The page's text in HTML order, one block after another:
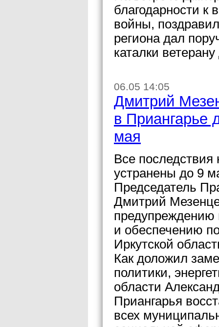
благодарности к
войны,
региона дал
каталки
06.05 14:05
Дмитрий
в Приангарье
мая
Все
устранены до 9
Председатель
Дмитрий
предупреждению
и обеспечению
Иркутской
Как доложил
политики,
области
Приангарья
всех